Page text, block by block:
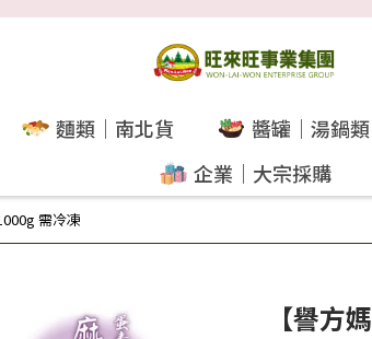
麵類｜南北貨 醬罐｜湯鍋類
企業｜大宗採購
需冷凍
【譽方